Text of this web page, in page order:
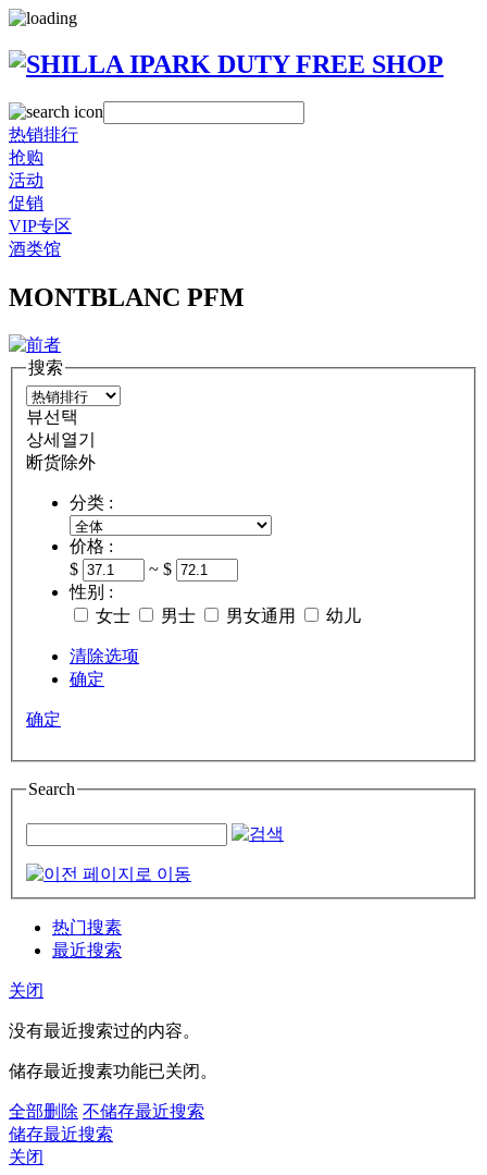
热销排行
抢购
活动
促销
VIP专区
酒类馆
MONTBLANC PFM
搜索
뷰선택
상세열기
断货除外
分类 :
价格 :
$
~ $
性别 :
女士
男士 男女通用 幼儿
清除选项
确定
确定
Search
热门搜素
最近搜索
关闭
没有最近搜索过的内容。
储存最近搜素功能已关闭。
全部删除 不储存最近搜索
储存最近搜索
关闭